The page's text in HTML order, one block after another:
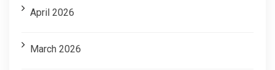
April 2026
March 2026